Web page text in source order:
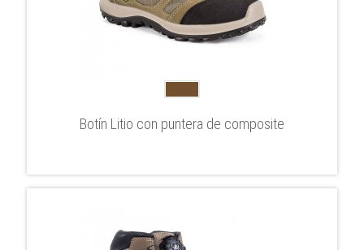
Botín Litio con puntera de composite